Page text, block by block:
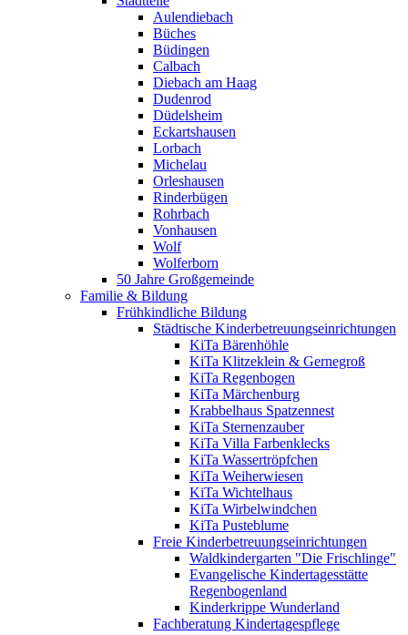
Aulendiebach
Büches
Büdingen
Calbach
Diebach am Haag
Dudenrod
Düdelsheim
Eckartshausen
Lorbach
Michelau
Orleshausen
Rinderbügen
Rohrbach
Vonhausen
Wolf
Wolferborn
50 Jahre Großgemeinde
Familie & Bildung
Frühkindliche Bildung
Städtische Kinderbetreuungseinrichtungen
KiTa Bärenhöhle
KiTa Klitzeklein & Gernegroß
KiTa Regenbogen
KiTa Märchenburg
Krabbelhaus Spatzennest
KiTa Sternenzauber
KiTa Villa Farbenklecks
KiTa Wassertröpfchen
KiTa Weiherwiesen
KiTa Wichtelhaus
KiTa Wirbelwindchen
KiTa Pusteblume
Freie Kinderbetreuungseinrichtungen
Waldkindergarten "Die Frischlinge"
Evangelische Kindertagesstätte
Regenbogenland
Kinderkrippe Wunderland
Fachberatung Kindertagespflege